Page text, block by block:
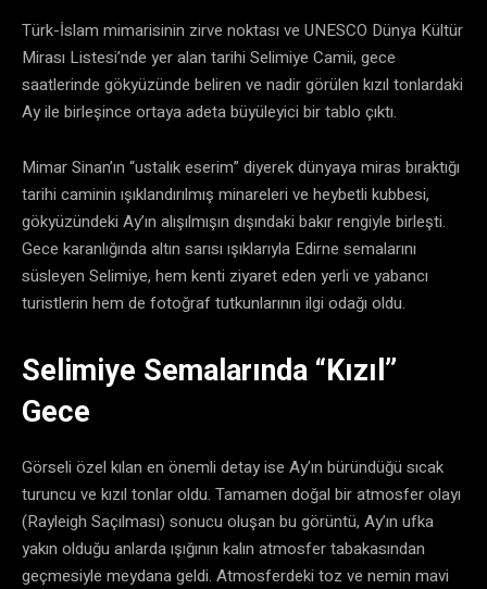
Türk-İslam mimarisinin zirve noktası ve UNESCO Dünya Kültür
Mirası Listesi’nde yer alan tarihi Selimiye Camii, gece
saatlerinde gökyüzünde beliren ve nadir görülen kızıl tonlardaki
Ay ile birleşince ortaya adeta büyüleyici bir tablo çıktı.
Mimar Sinan’ın “ustalık eserim” diyerek dünyaya miras bıraktığı
tarihi caminin ışıklandırılmış minareleri ve heybetli kubbesi,
gökyüzündeki Ay’ın alışılmışın dışındaki bakır rengiyle birleşti.
Gece karanlığında altın sarısı ışıklarıyla Edirne semalarını
süsleyen Selimiye, hem kenti ziyaret eden yerli ve yabancı
turistlerin hem de fotoğraf tutkunlarının ilgi odağı oldu.
Selimiye Semalarında “Kızıl”
Gece
Görseli özel kılan en önemli detay ise Ay’ın büründüğü sıcak
turuncu ve kızıl tonlar oldu. Tamamen doğal bir atmosfer olayı
(Rayleigh Saçılması) sonucu oluşan bu görüntü, Ay’ın ufka
yakın olduğu anlarda ışığının kalın atmosfer tabakasından
geçmesiyle meydana geldi. Atmosferdeki toz ve nemin mavi